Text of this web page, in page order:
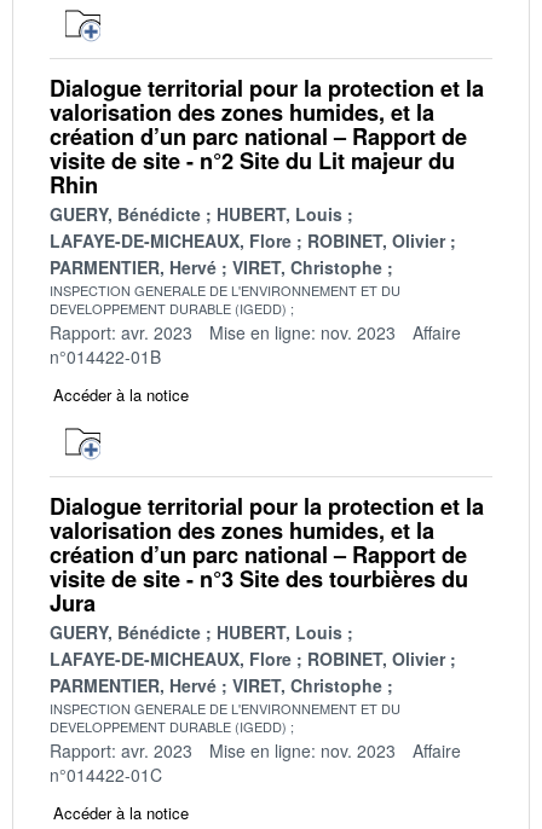
Dialogue territorial pour la protection et la
valorisation des zones humides, et la
création d’un parc national – Rapport de
visite de site - n°2 Site du Lit majeur du
Rhin
GUERY, Bénédicte
HUBERT, Louis
LAFAYE-DE-MICHEAUX, Flore
ROBINET, Olivier
PARMENTIER, Hervé
VIRET, Christophe
INSPECTION GENERALE DE L'ENVIRONNEMENT ET DU
DEVELOPPEMENT DURABLE (IGEDD)
Rapport: avr. 2023 Mise en ligne: nov. 2023
Affaire
n°014422-01B
Accéder à la notice
Dialogue territorial pour la protection et la
valorisation des zones humides, et la
création d’un parc national – Rapport de
visite de site - n°3 Site des tourbières du
Jura
GUERY, Bénédicte
HUBERT, Louis
LAFAYE-DE-MICHEAUX, Flore
ROBINET, Olivier
PARMENTIER, Hervé
VIRET, Christophe
INSPECTION GENERALE DE L'ENVIRONNEMENT ET DU
DEVELOPPEMENT DURABLE (IGEDD)
Rapport: avr. 2023 Mise en ligne: nov. 2023
Affaire
n°014422-01C
Accéder à la notice